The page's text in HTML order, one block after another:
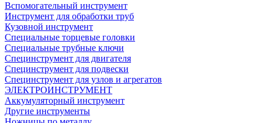
Вспомогательный инструмент
Инструмент для обработки труб
Кузовной инструмент
Специальные торцевые головки
Специальные трубные ключи
Специнструмент для двигателя
Специнструмент для подвески
Специнструмент для узлов и агрегатов
ЭЛЕКТРОИНСТРУМЕНТ
Аккумуляторный инструмент
Другие инструменты